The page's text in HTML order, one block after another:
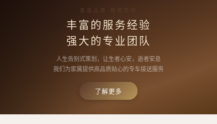
高端品质 按需定制
丰富的服务经验
强大的专业团队
人生告别式策划，让生者心安，逝者安息
我们为家属提供高品质贴心的专车接送服务
了解更多